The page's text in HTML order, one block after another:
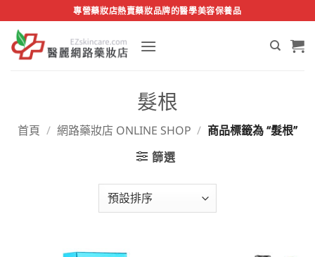
to
content
專營藥妝店熱賣藥妝品牌的醫學美容保養品
髮根
首頁 / 網路藥妝店 ONLINE SHOP / 商品標籤為 “髮根”
篩選